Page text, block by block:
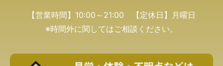
【営業時間】10:00～21:00 【定休日】月曜日
※時間外に関してはご相談ください。